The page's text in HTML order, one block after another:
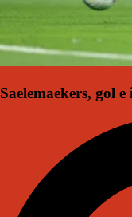
Saelemaekers, gol